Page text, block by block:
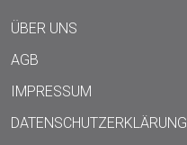
ÜBER UNS
AGB
IMPRESSUM
DATENSCHUTZERKLÄRUNG